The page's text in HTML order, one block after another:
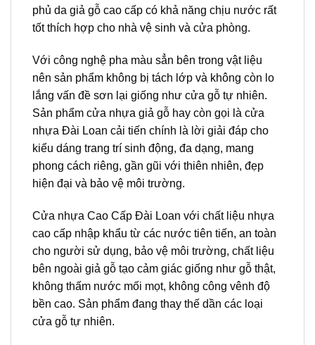
phủ da giả gỗ cao cấp có khả năng chịu nước rất
tốt thích hợp cho nhà vệ sinh và cửa phòng.
Với công nghệ pha màu sẳn bên trong vật liệu
nên sản phẩm không bị tách lớp và không còn lo
lắng vấn đề sơn lại giống như cửa gỗ tự nhiên.
Sản phẩm cửa nhựa giả gỗ hay còn gọi là cửa
nhựa Đài Loan cải tiến chính là lời giải đáp cho
kiểu dáng trang trí sinh động, đa dạng, mang
phong cách riêng, gần gũi với thiên nhiên, đẹp
hiện đại và bảo vệ môi trường.
Cửa nhựa Cao Cấp Đài Loan với chất liệu nhựa
cao cấp nhập khẩu từ các nước tiên tiến, an toàn
cho người sử dụng, bảo vệ môi trường, chất liệu
bên ngoài giả gỗ tạo cảm giác giống như gỗ thật,
không thấm nước mối mọt, không công vênh độ
bền cao. Sản phẩm đang thay thế dần các loại
cửa gỗ tự nhiên.